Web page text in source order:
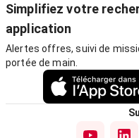
Simplifiez votre
application
Alertes offres, suivi de
portée de main.